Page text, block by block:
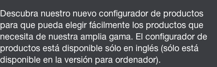
Descubra nuestro nuevo configurador de productos
para que pueda elegir fácilmente los productos que
necesita de nuestra amplia gama. El configurador de
productos está disponible sólo en inglés (sólo está
disponible en la versión para ordenador).